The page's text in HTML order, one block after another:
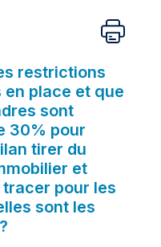
restrictions
place et que
sont
30% pour
tirer du
et
pour les
sont les